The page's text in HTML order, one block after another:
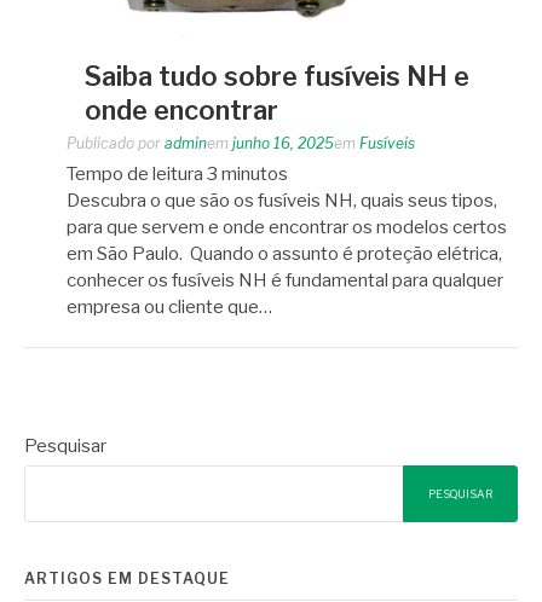
Saiba tudo sobre fusíveis NH e
onde encontrar
Publicado por adminem junho 16, 2025em Fusíveis
Tempo de leitura 3 minutos
Descubra o que são os fusíveis NH, quais seus tipos,
para que servem e onde encontrar os modelos certos
em São Paulo. Quando o assunto é proteção elétrica,
conhecer os fusíveis NH é fundamental para qualquer
empresa ou cliente que…
Pesquisar
PESQUISAR
ARTIGOS EM DESTAQUE